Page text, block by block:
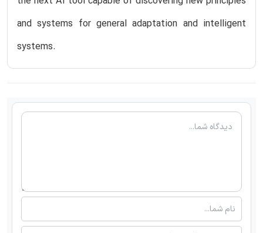
and systems for general adaptation and intelligent
systems.